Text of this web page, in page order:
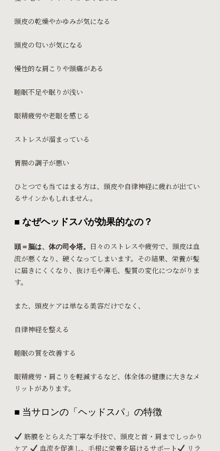
頭皮の乾燥やかゆみが気になる
頭皮の匂いが気になる
慢性的な肩こりや頭痛がある
睡眠不足や眠りが浅い
眼精疲労や老眼を感じる
ストレスが溜まっている
胃腸の調子が悪い
ひとつでも当てはまる方は、頭皮や自律神経に疲れが出てい
るサインかもしれません。
■ なぜヘッドスパが効果的なの？
頭＝脳は、体の司令塔。
日々のストレスや疲労で、頭皮は血
流が悪くなり、硬くなってしまいます。 その結果、栄養が髪
に届きにくくなり、抜け毛や薄毛、髪質の変化につながりま
す。
また、頭皮ケアは単なる美容だけでなく、
自律神経を整える
睡眠の質を改善する
眼精疲労・肩こりを軽減する など、体全体の健康に大きなメ
リットがあります。
■ 当サロンの「ヘッドスパ」の特徴
筋膜をとらえた丁寧な手技で、頭皮と首・肩までしっかり
ケア
血流を促進し、毛根に栄養を届けるサポート リラ